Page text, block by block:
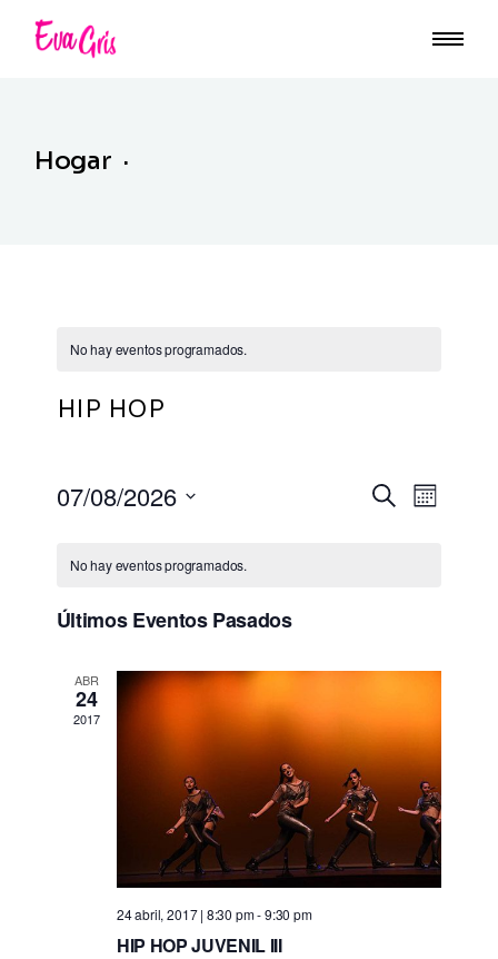
contenido
Hogar
No hay eventos programados.
HIP HOP
Buscar
Mes
07/08/2026
fecha.
No hay eventos programados.
Últimos Eventos Pasados
ABR
24
2017
24 abril, 2017 | 8:30 pm-9:30 pm
HIP HOP JUVENIL III